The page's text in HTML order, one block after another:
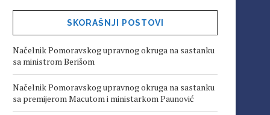
SKORAŠNJI POSTOVI
Načelnik Pomoravskog upravnog okruga na sastanku
sa ministrom Berišom
Načelnik Pomoravskog upravnog okruga na sastanku
sa premijerom Macutom i ministarkom Paunović